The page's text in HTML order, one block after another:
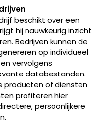
beschikt over een
hij nauwkeurig inzicht
Bedrijven kunnen de
op individueel
vervolgens
databestanden.
producten of diensten
profiteren hier
persoonlijkere